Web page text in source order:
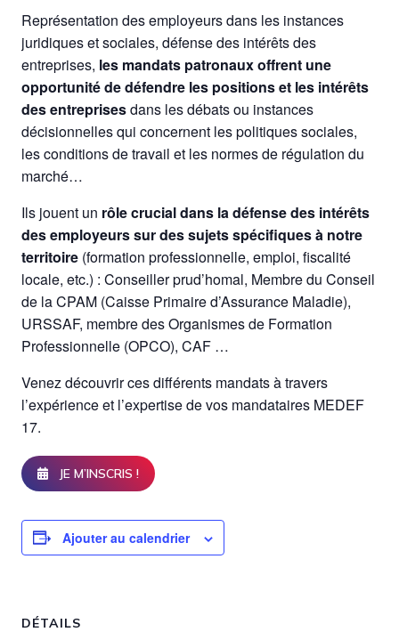
Représentation des employeurs dans les instances
juridiques et sociales, défense des intérêts des
entreprises, les mandats patronaux offrent une
opportunité de défendre les positions et les intérêts
des entreprisesdans les débats ou instances
décisionnelles qui concernent les politiques sociales,
les conditions de travail et les normes de régulation du
marché…
Ils jouent un rôle crucial dans la défense des intérêts
des employeurs sur des sujets spécifiques à notre
territoire (formation professionnelle, emploi, fiscalité
locale, etc.) : Conseiller prud’homal, Membre du Conseil
de la CPAM (Caisse Primaire d’Assurance Maladie),
URSSAF, membre des Organismes de Formation
Professionnelle (OPCO), CAF …
Venez découvrir ces différents mandats à travers
l’expérience et l’expertise de vos mandataires MEDEF
17.
JE M’INSCRIS !
Ajouter au calendrier
DÉTAILS